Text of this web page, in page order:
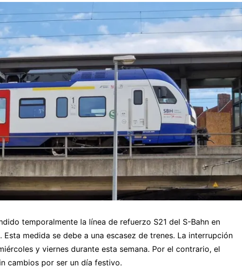
temporalmente la línea de refuerzo S21 del S-Bahn en
Esta medida se debe a una escasez de trenes. La interrupción
y viernes durante esta semana. Por el contrario, el
cambios por ser un día festivo.